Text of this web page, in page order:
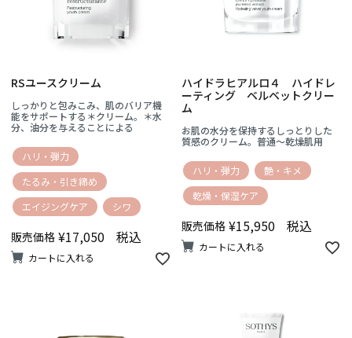
しっかりと包みこみ、肌のバリア機
能をサポートする＊クリーム。＊水
分、油分を与えることによる
RSユースクリーム
ハリ・弾力
たるみ・引き締め
エイジングケア
シワ
販売価格 ¥17,050 税込
カートに入れる
お肌の水分を保持するしっとりした
質感のクリーム。普通～乾燥肌用
ハイドラヒアルロ４ ハイドレ
ーティング ベルベットクリー
ム
ハリ・弾力
艶・キメ
乾燥・保湿ケア
販売価格 ¥15,950 税込
カートに入れる